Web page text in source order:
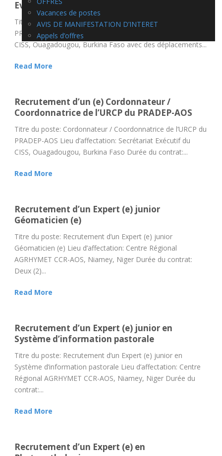
Vacances de postes
AVIS DE MANIFESTATION D’INTERET
Appels d’offres
Evaluation du programme PRADEP-AOS
Titre du poste: Expert (e) en Suivi-Evaluation du programme
PRADEP-AOS Lieu d’affectation: Secrétariat Exécutif du
CISS, Ouagadougou, Burkina Faso avec des déplacements...
Read More
Recrutement d’un (e) Cordonnateur /
Coordonnatrice de l’URCP du PRADEP-AOS
Titre du poste: Cordonnateur / Coordonnatrice de l’URCP du
PRADEP-AOS Lieu d’affectation: Secrétariat Exécutif du
CISS, Ouagadougou, Burkina Faso Durée du contrat:...
Read More
Recrutement d’un Expert (e) junior
Géomaticien (e)
Titre du poste: Recrutement d’un Expert (e) junior
Géomaticien (e) Lieu d’affectation: Centre Régional
AGRHYMET CCR-AOS, Niamey, Niger Durée du contrat:
Deux (2)...
Read More
Recrutement d’un Expert (e) junior en
Système d’information pastorale
Titre du poste: Recrutement d’un Expert (e) junior en
Système d’information pastorale Lieu d’affectation: Centre
Régional AGRHYMET CCR-AOS, Niamey, Niger Durée du
contrat:...
Read More
Recrutement d’un Expert (e) en